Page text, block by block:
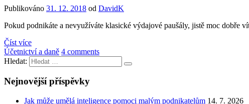
Publikováno 31. 12. 2018 od DavidK
Pokud podnikáte a nevyužíváte klasické výdajové paušály, jistě moc dobře
Číst více
Účetnictví a daně 4 comments
Hledat:
Nejnovější příspěvky
Jak může umělá inteligence pomoci malým podnikatelům 14. 7. 2026